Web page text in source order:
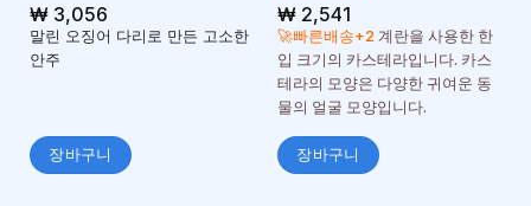
₩3,056
말린 오징어 다리로 만든 고소한
안주
장바구니
5 중에서
4.71로 평
가됨
₩2,541
🚀빠른배송+2계란을 사용한 한
입 크기의 카스테라입니다. 카스
테라의 모양은 다양한 귀여운 동
물의 얼굴 모양입니다.
장바구니